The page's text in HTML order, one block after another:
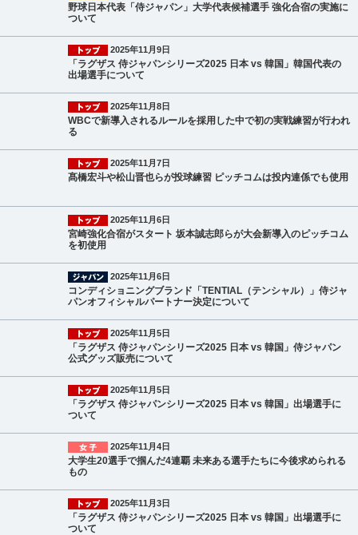
野球日本代表「侍ジャパン」大学代表候補選手 強化合宿の実施に
ついて
2025年11月9日
「ラグザス 侍ジャパンシリーズ2025 日本 vs 韓国」韓国代表の
出場選手について
2025年11月8日
WBCで新導入されるルールを採用した中で初の実戦練習が行われ
る
2025年11月7日
髙橋宏斗や松山晋也らが投球練習 ピッチコムは投内連係でも使用
2025年11月6日
宮崎強化合宿がスタート 坂本誠志郎らが大会新導入のピッチコム
を初使用
2025年11月6日
コンディショニングブランド「TENTIAL（テンシャル）」侍ジャ
パンオフィシャルパートナー決定について
2025年11月5日
「ラグザス 侍ジャパンシリーズ2025 日本 vs 韓国」侍ジャパン
公式グッズ販売について
2025年11月5日
「ラグザス 侍ジャパンシリーズ2025 日本 vs 韓国」出場選手に
ついて
2025年11月4日
大学生20選手で掴んだ4連覇 未来ある選手たちに今後求められる
もの
2025年11月3日
「ラグザス 侍ジャパンシリーズ2025 日本 vs 韓国」出場選手に
ついて